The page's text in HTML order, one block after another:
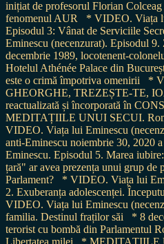
inițiat de profesorul Florian Colceag
fenomenul AUR
* VIDEO. Viața
Episodul 3: Vânat de Serviciile
Eminescu (necenzurat). Episodul 9.
decembrie 1989, locotenent-
Hotelul Athénée Palace din
este o crimă împotriva omenirii
*
GHEORGHE, TREZEȘTE-TE,
reactualizată și încorporată în
MEDITAȚIILE UNUI SECUI.
VIDEO. Viața lui Eminescu
anti-Eminescu noiembrie 30, 2020 a
Eminescu. Episodul 5. Marea
țară" ar avea prezența unui grup de
Parlament?
* VIDEO. Viața lui
2. Exuberanța adolescenței.
VIDEO. Viața lui Eminescu
familia. Destinul fraților săi
* 8
terorist cu bombă din Parlamentul
Libertatea milei
* MEDITAȚIILE